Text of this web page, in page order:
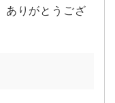
ありがとうござ